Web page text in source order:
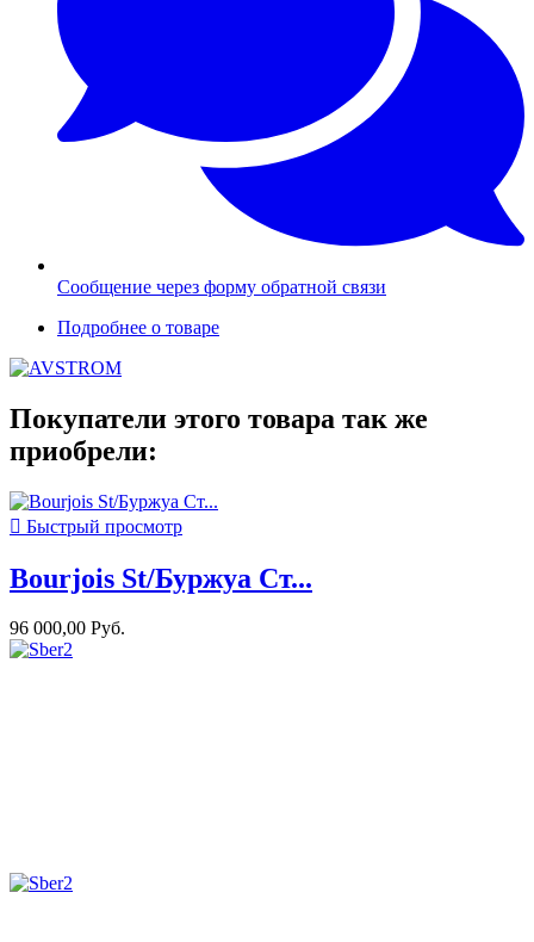
Сообщение через форму обратной связи
Подробнее о товаре
Покупатели этого товара так же
приобрели:
 Быстрый просмотр
Bourjois St/Буржуа Ст...
96 000,00 Руб.